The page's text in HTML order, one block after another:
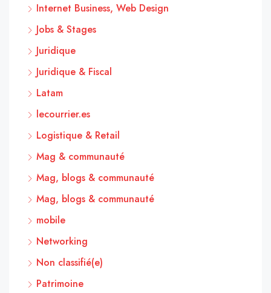
Internet Business, Web Design
Jobs & Stages
Juridique
Juridique & Fiscal
Latam
lecourrier.es
Logistique & Retail
Mag & communauté
Mag, blogs & communauté
Mag, blogs & communauté
mobile
Networking
Non classifié(e)
Patrimoine